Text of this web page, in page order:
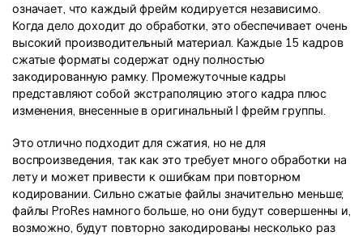
означает, что каждый фрейм кодируется независимо.
Когда дело доходит до обработки, это обеспечивает очень
высокий производительный материал. Каждые 15 кадров
сжатые форматы содержат одну полностью
закодированную рамку. Промежуточные кадры
представляют собой экстраполяцию этого кадра плюс
изменения, внесенные в оригинальный I фрейм группы.
Это отлично подходит для сжатия, но не для
воспроизведения, так как это требует много обработки на
лету и может привести к ошибкам при повторном
кодировании. Сильно сжатые файлы значительно меньше;
файлы ProRes намного больше, но они будут совершенны и,
возможно, будут повторно закодированы несколько раз